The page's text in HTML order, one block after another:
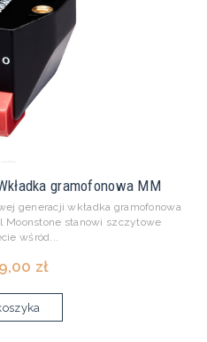
gramofonowa MM
generacji wkładka gramofonowa
stanowi szczytowe
wśród...
zł